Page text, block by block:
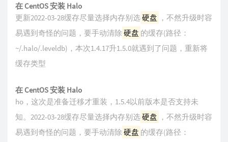
在 CentOS 安装 Halo
更新2022-03-28缓存尽量选择内存别选硬盘 ，不然升级时容
易遇到奇怪的问题，要手动清除 硬盘 的缓存(路径：
~/.halo/.leveldb)，本次1.4.17升1.5.0就遇到了问题，重新将
缓存类型
在 CentOS 安装 Halo
ho，这次是准备迁移才重装，1.5.4以前版本是否支持未
知。2022-03-28缓存尽量选择内存别选硬盘 ，不然升级时容
易遇到奇怪的问题，要手动清除 硬盘 的缓存(路径：